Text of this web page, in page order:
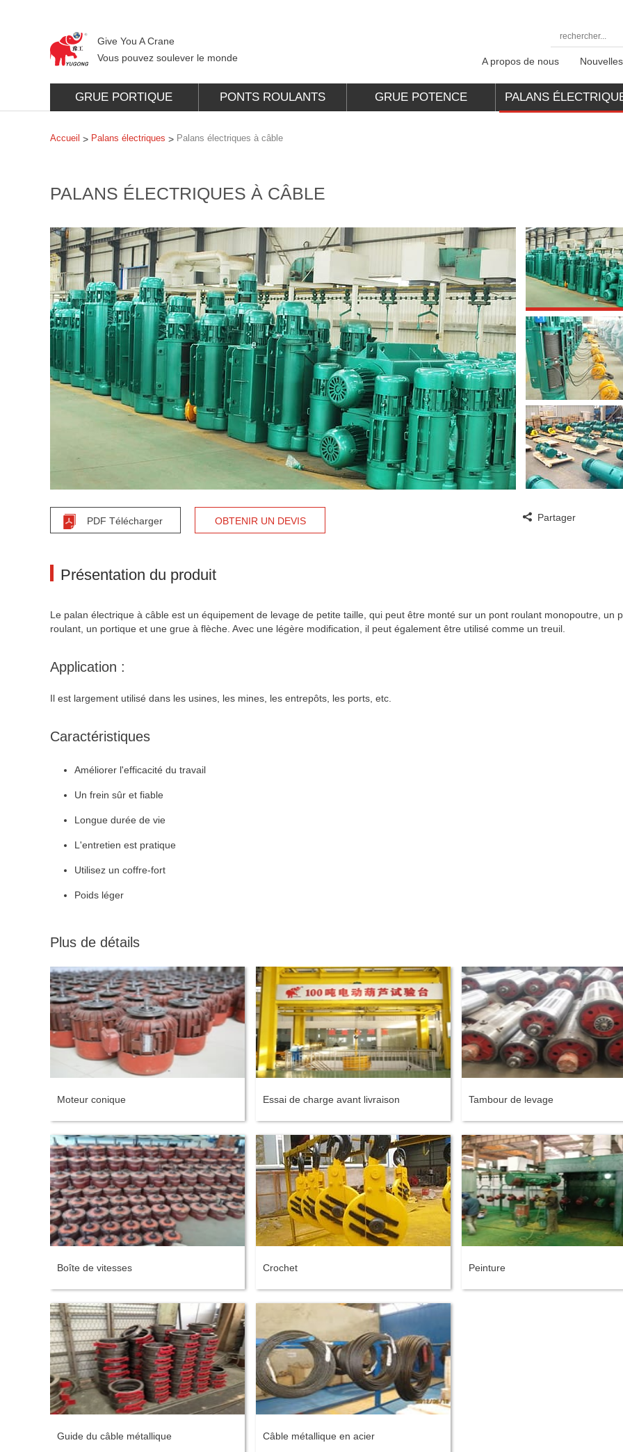
Give You A Crane
Vous pouvez soulever le monde
A propos de nous Nouvelles
GRUE PORTIQUE PONTS ROULANTS GRUE POTENCE PALANS
Accueil > Palans électriques > Palans électriques à câble
PALANS ÉLECTRIQUES À CÂBLE
PDF Télécharger OBTENIR UN DEVIS Partager
Présentation du produit
Le palan électrique à câble est un équipement de levage de petite taille, qui peut être monté sur un pont roulant monopoutre, un
roulant, un portique et une grue à flèche. Avec une légère modification, il peut également être utilisé comme un treuil.
Application :
Il est largement utilisé dans les usines, les mines, les entrepôts, les ports, etc.
Caractéristiques
Améliorer l'efficacité du travail
Un frein sûr et fiable
Longue durée de vie
L'entretien est pratique
Utilisez un coffre-fort
Poids léger
Plus de détails
Moteur conique Essai de charge avant livraison Tambour de levage
Boîte de vitesses Crochet Peinture
Guide du câble métallique Câble métallique en acier